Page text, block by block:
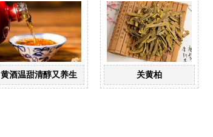
黄酒温甜清醇又养生 关黄柏